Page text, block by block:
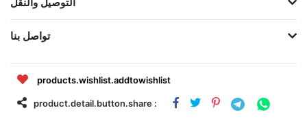
تواصل بنا
products.wishlist.addtowishlist
product.detail.button.share :